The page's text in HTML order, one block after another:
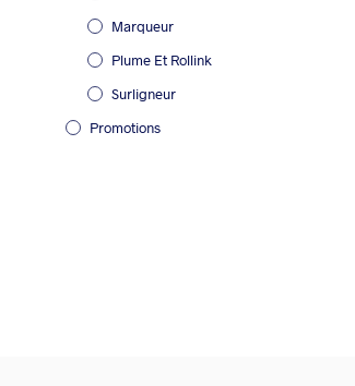
Marqueur
Plume Et Rollink
Surligneur
Promotions